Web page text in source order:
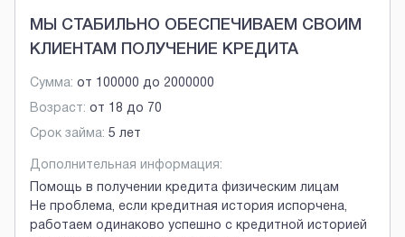
МЫ СТАБИЛЬНО ОБЕСПЕЧИВАЕМ СВОИМ
КЛИЕНТАМ ПОЛУЧЕНИЕ КРЕДИТА
Сумма: от 100000 до 2000000
Возраст: от 18 до 70
Срок займа: 5 лет
Дополнительная информация:
Помощь в получении кредита физическим лицам
Не проблема, если кредитная история испорчена,
работаем одинаково успешно с кредитной историей